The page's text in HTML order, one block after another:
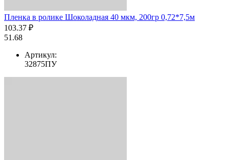
Пленка в ролике Шоколадная 40 мкм, 200гр 0,72*7,5м
103.37 ₽
51.68
Артикул:
32875ПУ